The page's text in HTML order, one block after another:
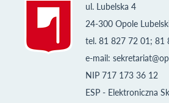
ul. Lubelska 4
24-300 Opole
tel. 81 827 72 01; 81
e-mail:
NIP 717 173 36 12
ESP - Elektroniczna